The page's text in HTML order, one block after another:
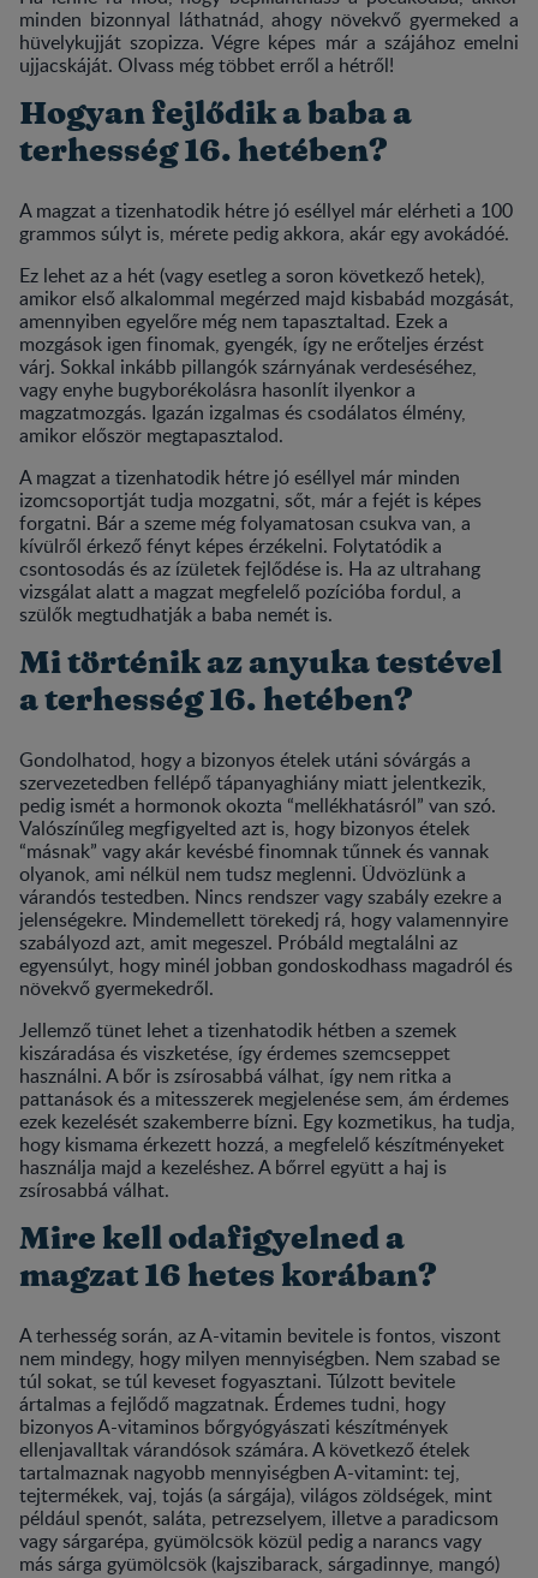
minden bizonnyal láthatnád, ahogy növekvő gyermeked a
hüvelykujját szopizza. Végre képes már a szájához emelni
ujjacskáját. Olvass még többet erről a hétről!
Hogyan fejlődik a baba a
terhesség 16. hetében?
A magzat a tizenhatodik hétre jó eséllyel már elérheti a 100
grammos súlyt is, mérete pedig akkora, akár egy avokádóé.
Ez lehet az a hét (vagy esetleg a soron következő hetek),
amikor első alkalommal megérzed majd kisbabád mozgását,
amennyiben egyelőre még nem tapasztaltad. Ezek a
mozgások igen finomak, gyengék, így ne erőteljes érzést
várj. Sokkal inkább pillangók szárnyának verdeséséhez,
vagy enyhe bugyborékolásra hasonlít ilyenkor a
magzatmozgás. Igazán izgalmas és csodálatos élmény,
amikor először megtapasztalod.
A magzat a tizenhatodik hétre jó eséllyel már minden
izomcsoportját tudja mozgatni, sőt, már a fejét is képes
forgatni. Bár a szeme még folyamatosan csukva van, a
kívülről érkező fényt képes érzékelni. Folytatódik a
csontosodás és az ízületek fejlődése is. Ha az ultrahang
vizsgálat alatt a magzat megfelelő pozícióba fordul, a
szülők megtudhatják a baba nemét is.
Mi történik az anyuka testével
a terhesség 16. hetében?
Gondolhatod, hogy a bizonyos ételek utáni sóvárgás a
szervezetedben fellépő tápanyaghiány miatt jelentkezik,
pedig ismét a hormonok okozta “mellékhatásról” van szó.
Valószínűleg megfigyelted azt is, hogy bizonyos ételek
“másnak” vagy akár kevésbé finomnak tűnnek és vannak
olyanok, ami nélkül nem tudsz meglenni. Üdvözlünk a
várandós testedben. Nincs rendszer vagy szabály ezekre a
jelenségekre. Mindemellett törekedj rá, hogy valamennyire
szabályozd azt, amit megeszel. Próbáld megtalálni az
egyensúlyt, hogy minél jobban gondoskodhass magadról és
növekvő gyermekedről.
Jellemző tünet lehet a tizenhatodik hétben a szemek
kiszáradása és viszketése, így érdemes szemcseppet
használni. A bőr is zsírosabbá válhat, így nem ritka a
pattanások és a mitesszerek megjelenése sem, ám érdemes
ezek kezelését szakemberre bízni. Egy kozmetikus, ha tudja,
hogy kismama érkezett hozzá, a megfelelő készítményeket
használja majd a kezeléshez. A bőrrel együtt a haj is
zsírosabbá válhat.
Mire kell odafigyelned a
magzat 16 hetes korában?
A terhesség során, az A-vitamin bevitele is fontos, viszont
nem mindegy, hogy milyen mennyiségben. Nem szabad se
túl sokat, se túl keveset fogyasztani. Túlzott bevitele
ártalmas a fejlődő magzatnak. Érdemes tudni, hogy
bizonyos A-vitaminos bőrgyógyászati készítmények
ellenjavalltak várandósok számára. A következő ételek
tartalmaznak nagyobb mennyiségben A-vitamint: tej,
tejtermékek, vaj, tojás (a sárgája), világos zöldségek, mint
például spenót, saláta, petrezselyem, illetve a paradicsom
vagy sárgarépa, gyümölcsök közül pedig a narancs vagy
más sárga gyümölcsök (kajszibarack, sárgadinnye, mangó)